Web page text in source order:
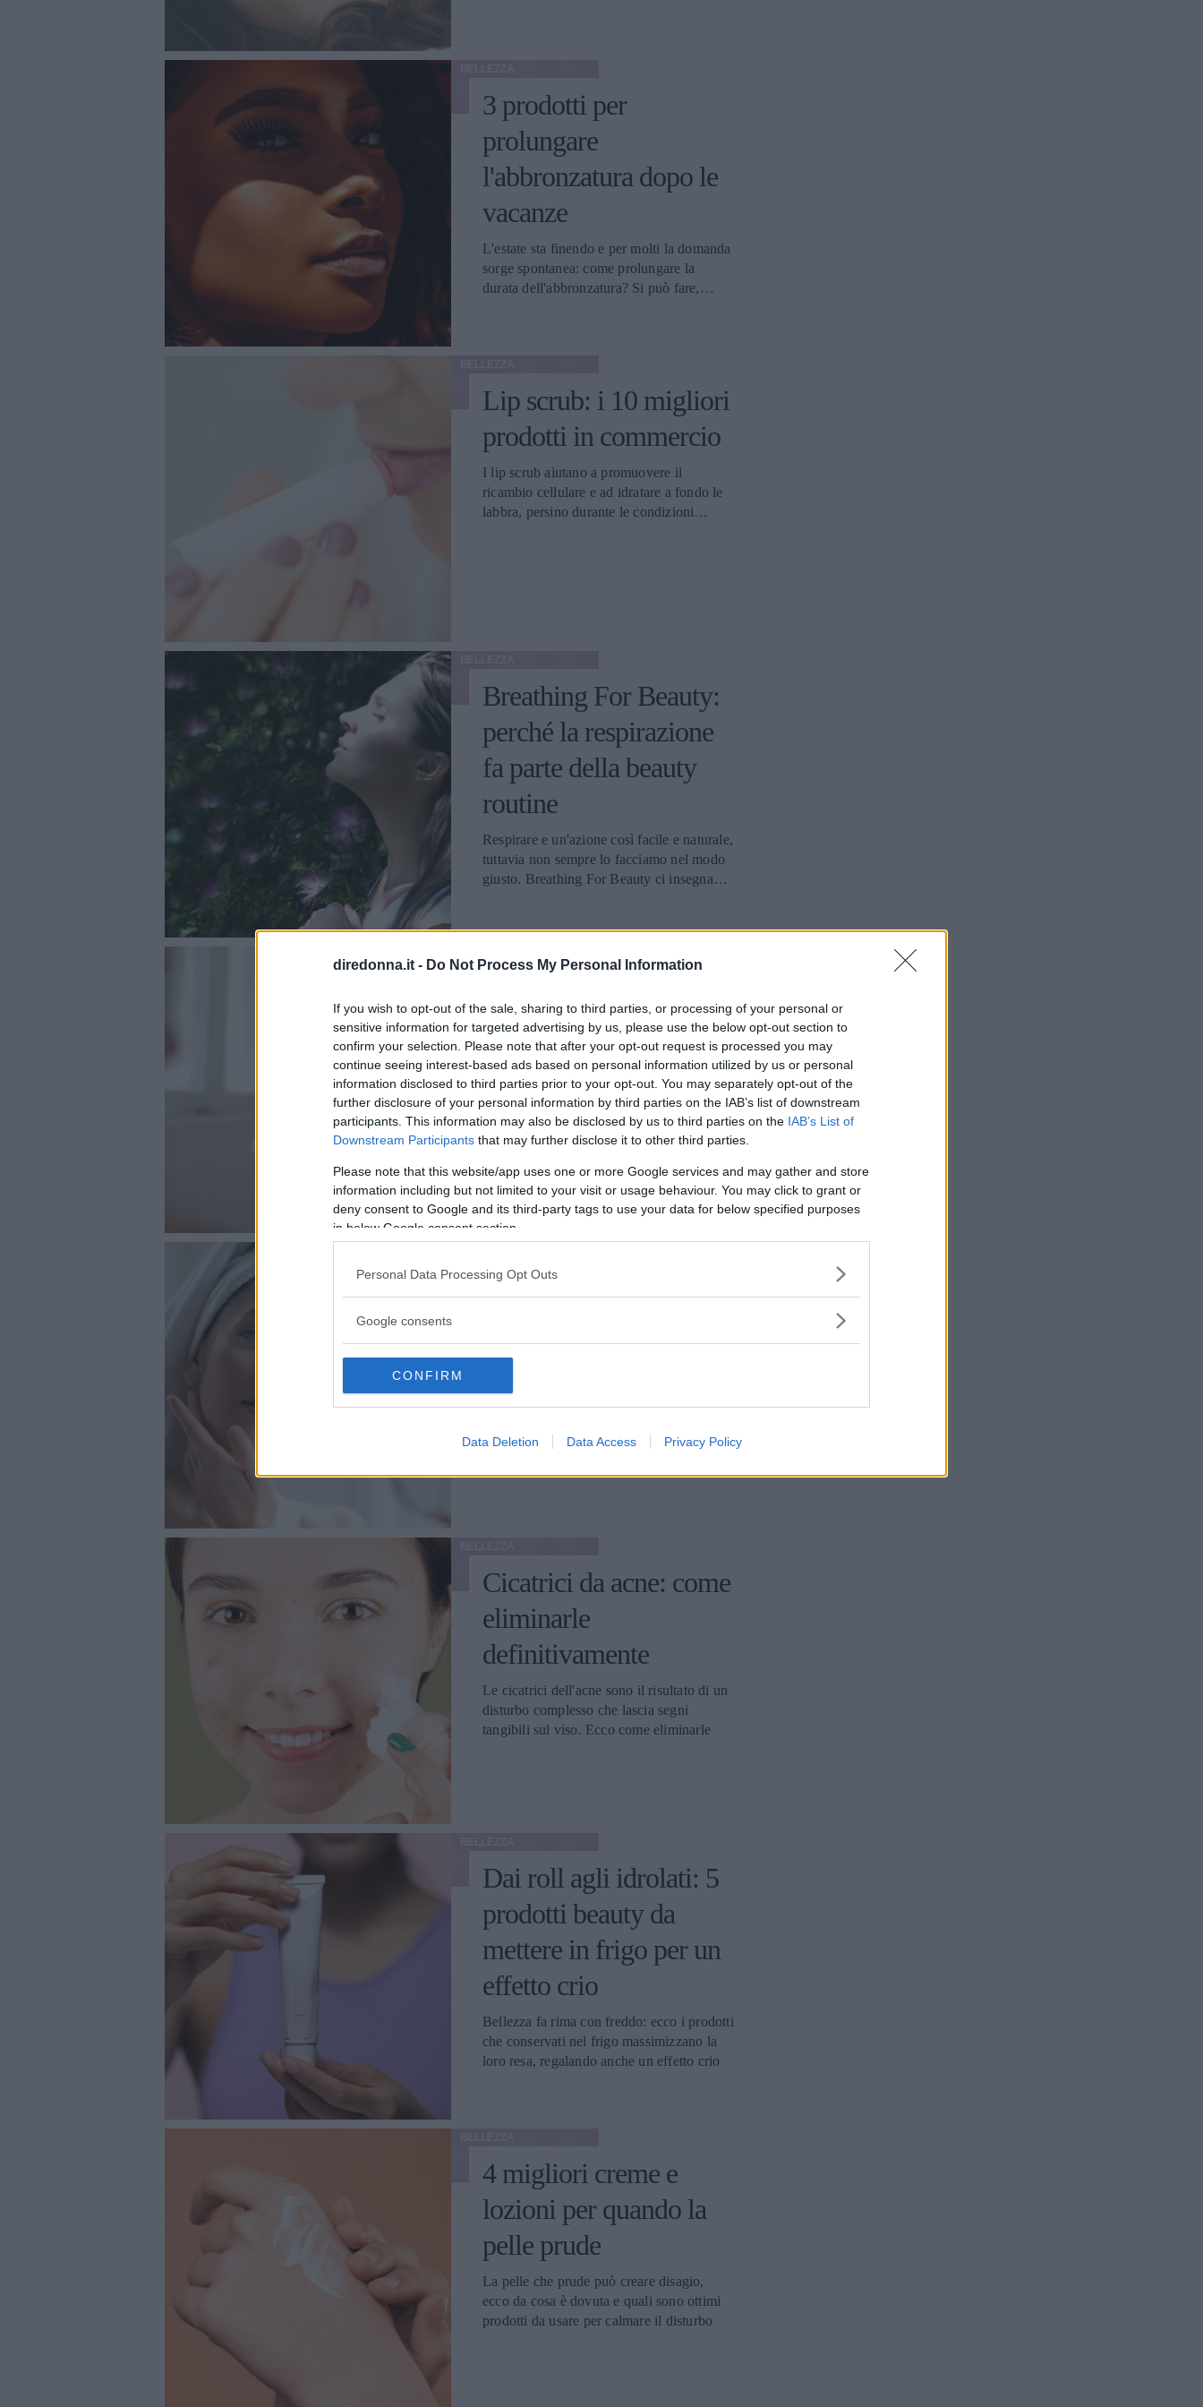
diredonna.it - Do Not Process My Personal Information
If you wish to opt-out of the sale, sharing to third parties, or processing of your personal or
sensitive information for targeted advertising by us, please use the below opt-out section to
confirm your selection. Please note that after your opt-out request is processed you may
continue seeing interest-based ads based on personal information utilized by us or personal
information disclosed to third parties prior to your opt-out. You may separately opt-out of the
further disclosure of your personal information by third parties on the IAB’s list of downstream
participants. This information may also be disclosed by us to third parties on the IAB’s List of
Downstream Participants that may further disclose it to other third parties.
Please note that this website/app uses one or more Google services and may gather and store
information including but not limited to your visit or usage behaviour. You may click to grant or
deny consent to Google and its third-party tags to use your data for below specified purposes
in below Google consent section.
Personal Data Processing Opt Outs
Google consents
CONFIRM
Data Deletion Data Access Privacy Policy
3 prodotti per
prolungare
l'abbronzatura dopo le
vacanze
L'estate sta finendo e per molti la domanda
sorge spontanea: come prolungare la
durata dell'abbronzatura? Si può fare,
Lip scrub: i 10 migliori
prodotti in commercio
I lip scrub aiutano a promuovere il
ricambio cellulare e ad idratare a fondo le
labbra, persino durante le condizioni
Breathing For Beauty:
perché la respirazione
fa parte della beauty
routine
Respirare e un'azione così facile e naturale,
tuttavia non sempre lo facciamo nel modo
giusto. Breathing For Beauty ci insegna
seno: tips e i 3 migliori
prodotti
Anche la cura del seno può avere la sua
beauty routine, fatta di prodotti adatti a
promuovere l'elasticità e il turgore del
4 rimedi
della pelle di viso e
corpo
l’iperpigmentazione e come trattarla in
Cicatrici da acne: come
eliminarle
definitivamente
Le cicatrici dell'acne sono il risultato di un
disturbo complesso che lascia segni
tangibili sul viso. Ecco come eliminarle
Dai roll agli idrolati: 5
prodotti beauty da
mettere in frigo per un
effetto crio
Bellezza fa rima con freddo: ecco i prodotti
che conservati nel frigo massimizzano la
loro resa, regalando anche un effetto crio
4 migliori creme e
lozioni per quando la
pelle prude
La pelle che prude può creare disagio,
ecco da cosa è dovuta e quali sono ottimi
prodotti da usare per calmare il disturbo